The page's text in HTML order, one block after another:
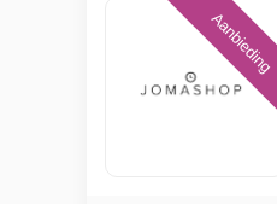
Aanbieding